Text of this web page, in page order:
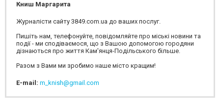
Книш Маргарита
Журналісти сайту 3849.com.ua до ваших послуг.
Пишіть нам, телефонуйте, повідомляйте про міські новини та
події - ми сподіваємося, що з Вашою допомогою городяни
дізнаються про життя Кам'янця-Подільського більше.
Разом з Вами ми зробимо наше місто кращим!
E-mail: m_knish@gmail.com